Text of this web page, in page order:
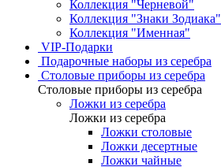
Коллекция "Черневой"
Коллекция "Знаки Зодиака"
Коллекция "Именная"
VIP-Подарки
Подарочные наборы из серебра
Столовые приборы из серебра
Столовые приборы из серебра
Ложки из серебра
Ложки из серебра
Ложки столовые
Ложки десертные
Ложки чайные